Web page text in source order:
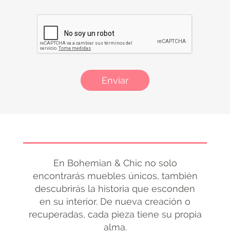
Enviar
En Bohemian & Chic no solo
encontrarás muebles únicos, también
descubrirás la historia que esconden
en su interior. De nueva creación o
recuperadas, cada pieza tiene su propia
alma.